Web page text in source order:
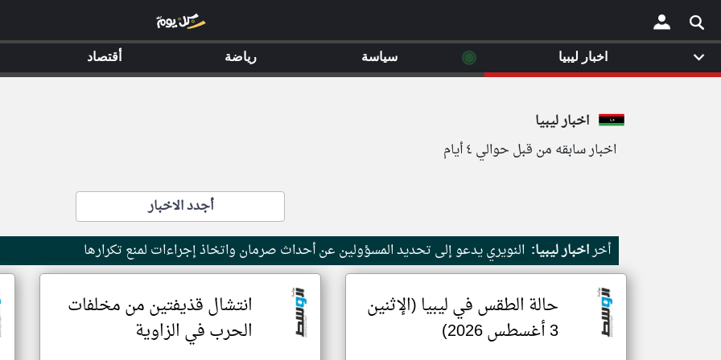
×
اخبار ليبيا
اخبار سابقه من قبل حوالي ٤ أيام
أجدد الاخبار
أخراخبار ليبيا: النويري يدعو إلى تحديد المسؤولين عن أحداث صرمان واتخاذ إجراءات لمنع تكرارها
حالة الطقس في ليبيا (الإثنين
3 أغسطس 2026)
انتشال قذيفتين من مخلفات
الحرب في الزاوية
اخبار ليبيا ◉ سياسة رياضة أقتصاد